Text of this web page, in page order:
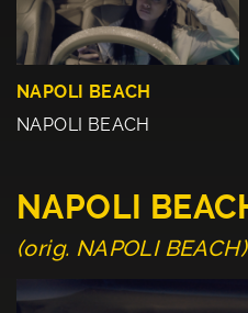
NAPOLI BEACH
NAPOLI BEACH
NAPOLI
(orig. NAPOLI BEACH)